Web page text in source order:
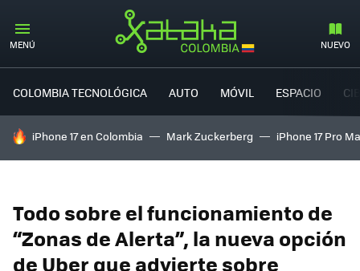
MENÚ NUEVO
COLOMBIA TECNOLÓGICA AUTO MÓVIL ESPACIO
HOY SE HABLA DE
iPhone 17 en Colombia Mark Zuckerberg iPhone 17 Pro
Todo sobre el funcionamiento de
“Zonas de Alerta”, la nueva opción
de Uber que advierte sobre